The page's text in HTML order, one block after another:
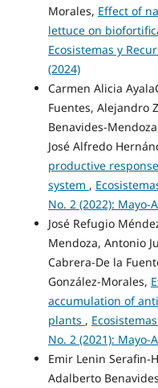
Morales, Effect of
lettuce on
Ecosistemas y
(2024)
Carmen Alicia
Fuentes, Alejandro
Benavides-
José Alfredo
productive
system ,
No. 2 (2022): Mayo-
José Refugio
Mendoza, Antonio
Cabrera-De la
González-Morales,
accumulation of
plants ,
No. 2 (2021): Mayo-
Emir Lenin Serafin-
Adalberto